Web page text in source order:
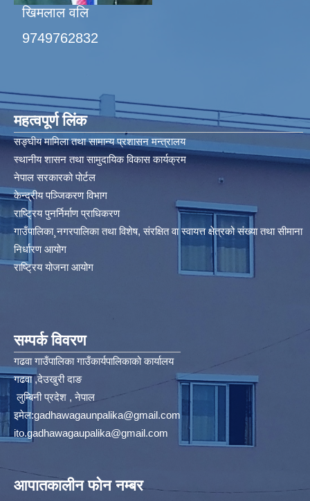
खिमलाल वलि
9749762832
महत्वपूर्ण लिंक
सङ्घीय मामिला तथा सामान्य प्रशासन मन्त्रालय
स्थानीय शासन तथा सामुदायिक विकास कार्यक्रम
नेपाल सरकारको पोर्टल
केन्द्रीय पञ्जिकरण विभाग
राष्ट्रिय पुनर्निर्माण प्राधिकरण
गाउँपालिका¸नगरपालिका तथा विशेष, संरक्षित वा स्वायत्त क्षेत्रको संख्या तथा सीमाना
निर्धारण आयोग​
राष्ट्रिय योजना आयोग
सम्पर्क विवरण
गढवा गाउँपालिका गाउँकार्यपालिकाको कार्यालय
गढवा ,देउखुरी दाङ
लुम्बिनी प्रदेश , नेपाल
इमेल:gadhawagaunpalika@gmail.com
ito.gadhawagaupalika@gmail.com
आपातकालीन फोन नम्बर